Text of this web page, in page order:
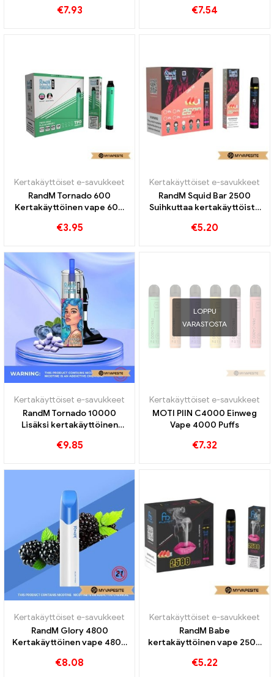
€7.93 €7.54
Kertakäyttöiset e-savukkeet
RandM Tornado 600
Kertakäyttöinen vape 600
€3.95
Kertakäyttöiset e-savukkeet
RandM Squid Bar 2500
Suihkuttaa kertakäyttöistä
€5.20
Kertakäyttöiset e-savukkeet
RandM Tornado 10000
Lisäksi kertakäyttöinen
€9.85
LOPPU
VARASTOSTA
Kertakäyttöiset e-savukkeet
MOTI PIIN C4000 Einweg
Vape 4000 Puffs
€7.32
Kertakäyttöiset e-savukkeet
RandM Glory 4800
Kertakäyttöinen vape 4800
€8.08
Kertakäyttöiset e-savukkeet
RandM Babe
kertakäyttöinen vape 2500
€5.22